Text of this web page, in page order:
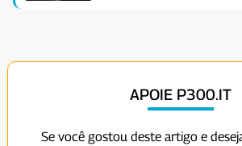
APOIE P300.IT
Se você gostou deste artigo e